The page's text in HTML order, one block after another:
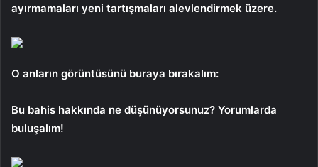
ayırmamaları yeni tartışmaları alevlendirmek üzere.
O anların görüntüsünü buraya bırakalım:
Bu bahis hakkında ne düşünüyorsunuz? Yorumlarda
buluşalım!